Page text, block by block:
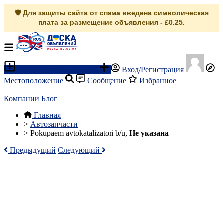
🛡️ Для защиты сайта от спама введена символическая
плата за размещение объявления - £0.25.
Вход/Регистрация
Местоположение
Сообщение Избранное
Компании Блог
Главная
> Автозапчасти
> Pokupaem avtokatalizatori b/u, Не указана
Предыдущий Следующий